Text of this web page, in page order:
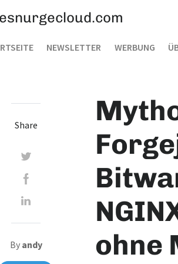
NEWSLETTER WERBUNG
ohne
Share
By andy